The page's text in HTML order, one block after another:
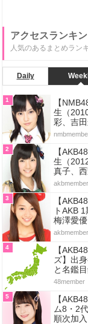
アクセスランキ
人気のあるまとめラン
Daily
1
【
生（
彩、吉
2
【
生（
真子、
akbmember
3
【
トAKB
梅澤愛優
akbmember
4
【
ズ】出
と名鑑
48member
5
【
ム8・2
順次加